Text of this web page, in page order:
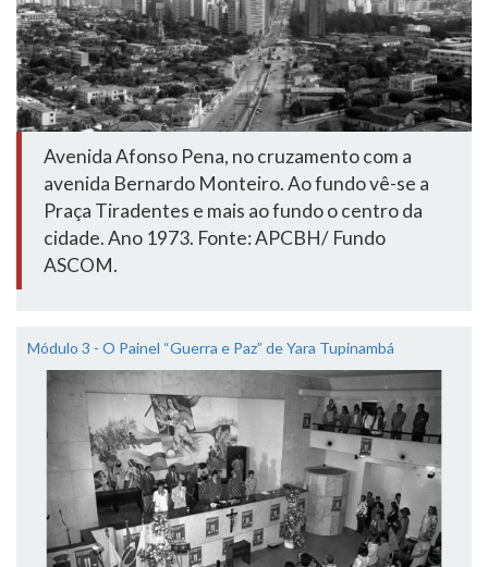
Avenida Afonso Pena, no cruzamento com a
avenida Bernardo Monteiro. Ao fundo vê-se a
Praça Tiradentes e mais ao fundo o centro da
cidade. Ano 1973. Fonte: APCBH/ Fundo
ASCOM.
Módulo 3 - O Painel “Guerra e Paz” de Yara Tupinambá